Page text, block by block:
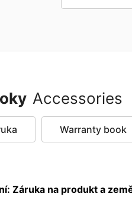
Accessories
Warranty book
Záruka na produkt a